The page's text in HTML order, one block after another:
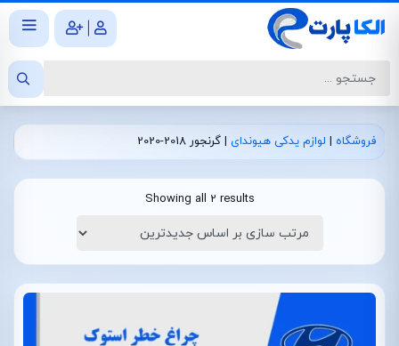
|
فروشگاه | لوازم یدکی هیوندای | گرنجور 2018-2020
Showing all 2 results